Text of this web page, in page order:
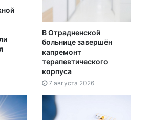
В Отрадненской
больнице завершён
капремонт
терапевтического
корпуса
7 августа 2026